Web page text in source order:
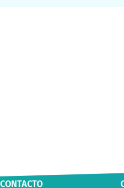
CONTACTO